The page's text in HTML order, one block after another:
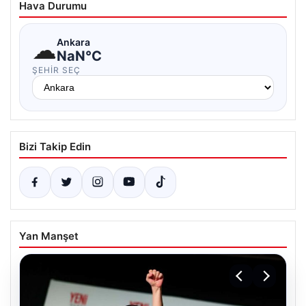
Hava Durumu
☁Ankara
NaN°C
ŞEHIR SEÇ
Bizi Takip Edin
Yan Manşet